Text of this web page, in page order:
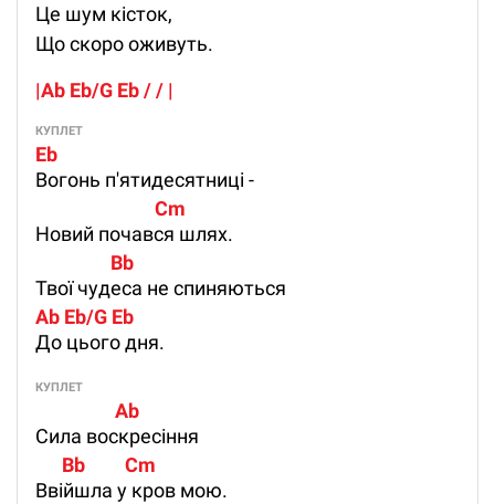
Це шум кісток,
Що скоро оживуть.
|Ab Eb/G Eb / / |
КУПЛЕТ
Eb
Вогонь п'ятидесятниці -
                           Cm
Новий почався шлях.
                 Bb
Твої чудеса не спиняються
Ab Eb/G Eb
До цього дня.
КУПЛЕТ
                  Ab
Сила воскресіння
      Bb         Cm
Ввійшла у кров мою.